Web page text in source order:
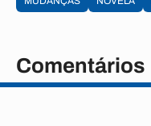
Comentários